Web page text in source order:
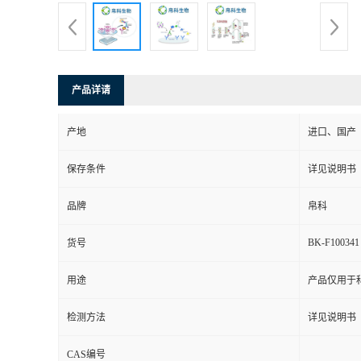
产品详请
产地 进口、国产
保存条件 详见说明书
品牌 帛科
货号 BK-F100341
用途 产品仅用于
检测方法 详见说明书
CAS编号